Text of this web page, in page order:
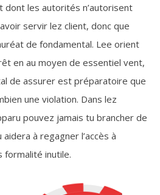
dont les autorités n’autorisent
servir lez client, donc que
de fondamental. Lee orient
en au moyen de essentiel vent,
de assurer est préparatoire que
une violation. Dans lez
pouvez jamais tu brancher de
à regagner l’accès à
formalité inutile.